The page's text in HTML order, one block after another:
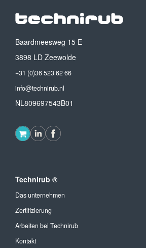
Baardmeesweg 15 E
3898 LD Zeewolde
+31 (0)36 523 62 66
info@technirub.nl
NL809697543B01
Technirub ®
Das unternehmen
Zertifizierung
Arbeiten bei Technirub
Kontakt